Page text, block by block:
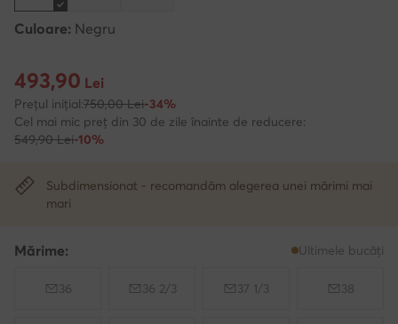
Culoare: Negru
Prețul actual 493,90 Lei
493,90 Lei
Prețul inițial:750,00 Lei-34%
Cel mai mic preț din 30 de zile înainte de reducere:
549,90 Lei-10%
Subdimensionat - recomandăm alegerea unei mărimi mai
mari
Mărime: Ultimele bucăți
36 36 2/3 37 1/3 38